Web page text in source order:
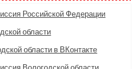
Российской Федерации
области
области в ВКонтакте